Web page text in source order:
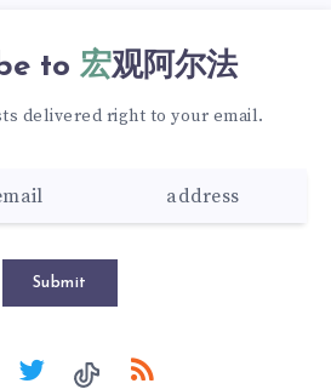
to 宏观阿尔法
delivered right to your email.
Submit